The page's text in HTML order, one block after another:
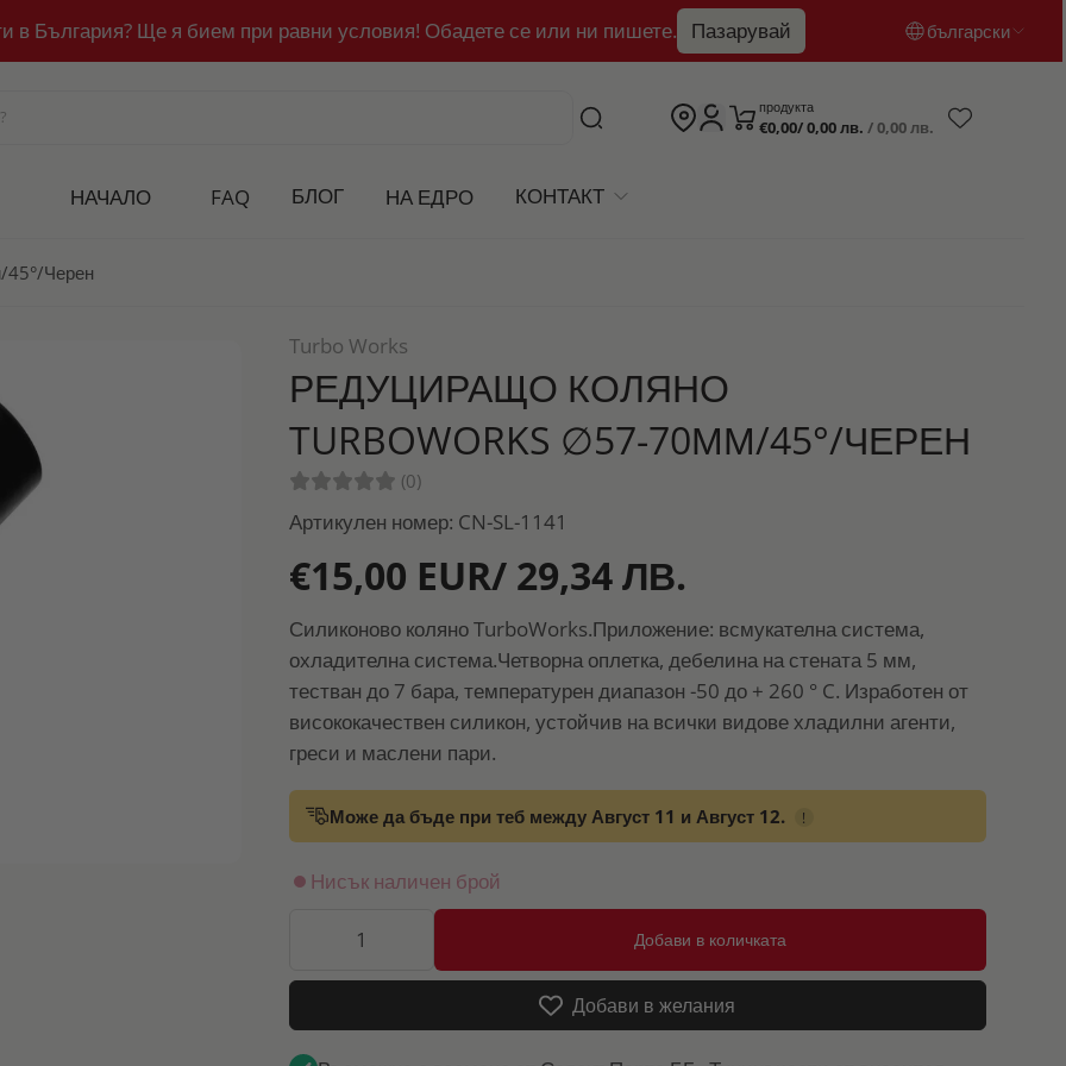
в България? Ще я бием при равни условия! Обадете се или ни пишете. Пазарувай български
English
продукта
€0,00/ 0,00 лв. / 0,00 лв.
НАЧАЛО FAQ БЛОГ НА ЕДРО КОНТАКТ
Черен
Turbo Works
РЕДУЦИРАЩО КОЛЯНО
TURBOWORKS ∅57-70ММ/45°/ЧЕРЕН
(0)
Артикулен номер: CN-SL-1141
€15,00 EUR/ 29,34 ЛВ.
Силиконово коляно TurboWorks.Приложение: всмукателна система,
охладителна система.Четворна оплетка, дебелина на стената 5 мм,
тестван до 7 бара, температурен диапазон -50 до + 260 ° C. Изработен от
висококачествен силикон, устойчив на всички видове хладилни агенти,
греси и маслени пари.
Може да бъде при теб между Август 11 и Август 12. !
Нисък наличен брой
Добави в количката
Добави в желания